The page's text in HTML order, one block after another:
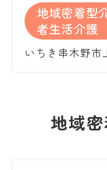
地域密着型
者生活介護
いちき串木野市
地域